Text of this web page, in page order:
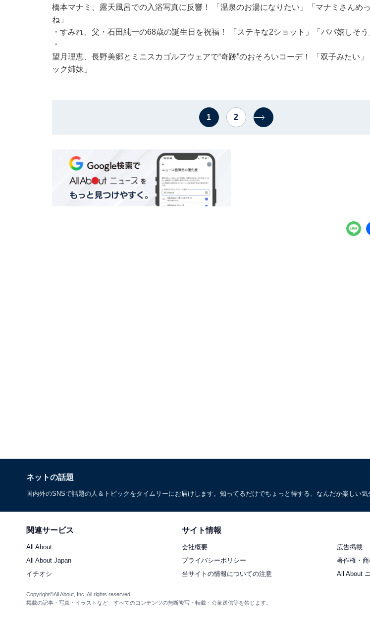
橋本マナミ、露天風呂での入浴写真に反響！ 「温泉のお湯になりたい」「マナミさんめ
ね」
・ すみれ、父・石田純一の68歳の誕生日を祝福！ 「ステキな2ショット」「パパ嬉しそう
・
望月理恵、長野美郷とミニスカゴルフウェアで“奇跡”のおそろいコーデ！ 「双子みたい
ック姉妹」
1 2
ネットの話題
国内外のSNSで話題の人＆トピックをタイムリーにお届けします。知ってるだけでちょっと得する、なんだか楽しい
関連サービス
All About
All About Japan
イチオシ
サイト情報
会社概要
広告掲載
プライバシーポリシー
著作権・
当サイトの情報についての注意
All About
Copyright©All About, Inc. All rights reserved.
掲載の記事・写真・イラストなど、すべてのコンテンツの無断複写・転載・公衆送信等を禁じます。